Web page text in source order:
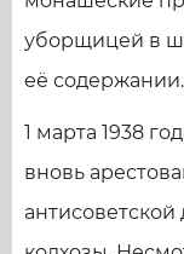
уборщицей в
её содержании.
1 марта 1938
вновь
антисоветской